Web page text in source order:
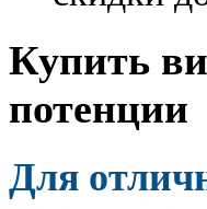
Купить
потенции
Для